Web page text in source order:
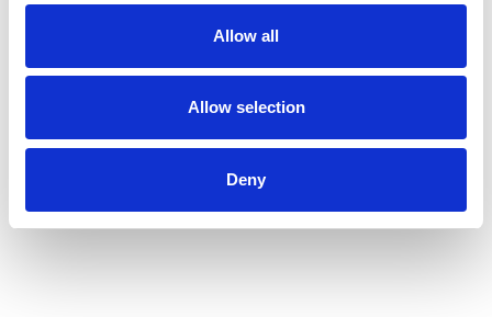
Allow all
Allow selection
Deny
Log ind her